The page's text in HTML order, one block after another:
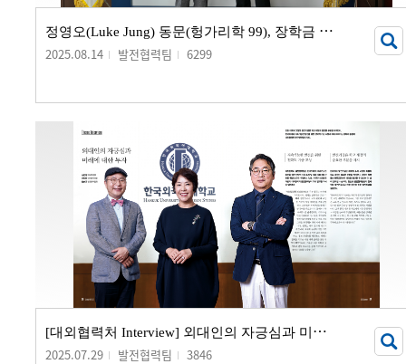
정
영오(Luke Jung) 동문(헝가리학 99), 장학금 기부 서명식 개최
2025.08.14 발전협력팀 6299
[
대외협력처 Interview] 외대인의 자긍심과 미래에 대한 투자
2025.07.29 발전협력팀 3846